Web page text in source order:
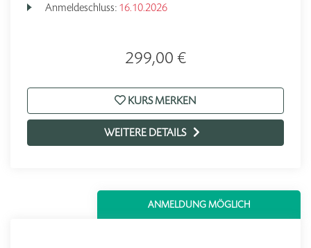
Anmeldeschluss: 16.10.2026
299,00 €
KURS MERKEN
WEITERE DETAILS
ANMELDUNG MÖGLICH